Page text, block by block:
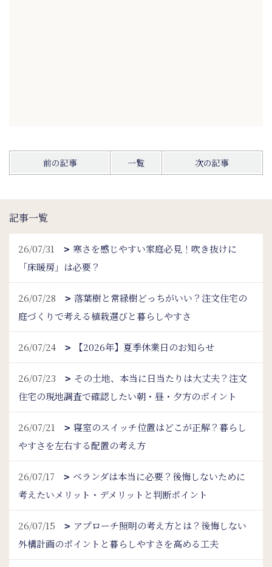
前の記事 一覧 次の記事
記事一覧
26/07/31
寒さを感じやすい家庭必見！吹き抜けに
「床暖房」は必要？
26/07/28
落葉樹と常緑樹どっちがいい？注文住宅の
庭づくりで考える植栽選びと暮らしやすさ
26/07/24 【2026年】夏季休業日のお知らせ
26/07/23
その土地、本当に日当たりは大丈夫？注文
住宅の現地調査で確認したい朝・昼・夕方のポイント
26/07/21
寝室のスイッチ位置はどこが正解？暮らし
やすさを左右する配置の考え方
26/07/17
ベランダは本当に必要？後悔しないために
考えたいメリット・デメリットと判断ポイント
26/07/15
アプローチ照明の考え方とは？後悔しない
外構計画のポイントと暮らしやすさを高める工夫